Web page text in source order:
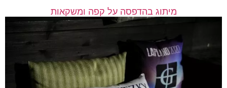
מיתוג בהדפסה על קפה ומשקאות